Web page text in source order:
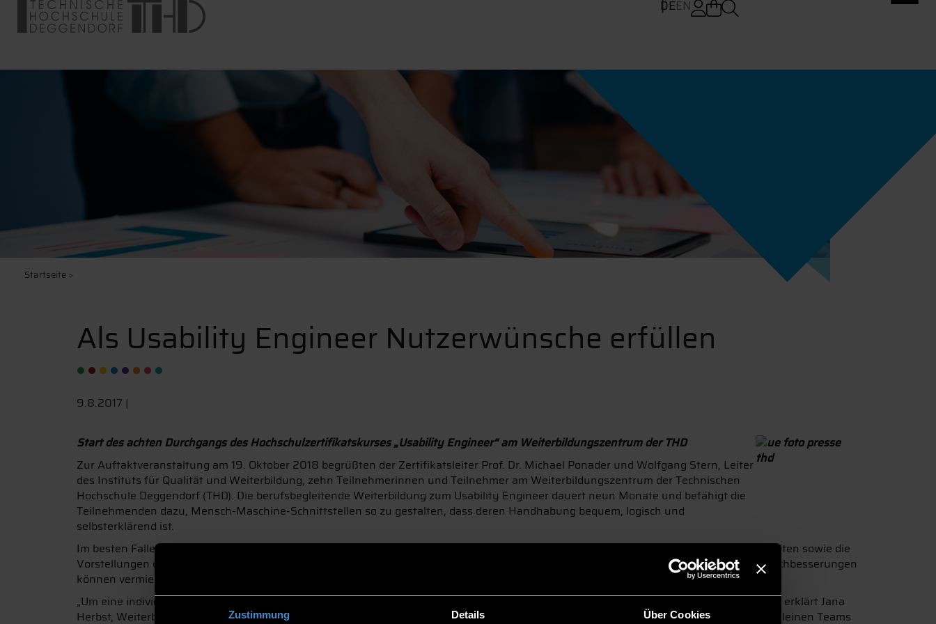
Zustimmung Details Über Cookies
DEEN
Startseite>
Als Usability Engineer Nutzerwünsche erfüllen
9.8.2017 |
Start des achten Durchgangs des Hochschulzertifikatskurses „Usability Engineer“ am Weiterbildungszentrum der THD
Zur Auftaktveranstaltung am 19. Oktober 2018 begrüßten der Zertifikatsleiter Prof. Dr. Michael Ponader und Wolfgang Stern, Leiter
des Instituts für Qualität und Weiterbildung, zehn Teilnehmerinnen und Teilnehmer am Weiterbildungszentrum der Technischen
Hochschule Deggendorf (THD). Die berufsbegleitende Weiterbildung zum Usability Engineer dauert neun Monate und befähigt die
Teilnehmenden dazu, Mensch-Maschine-Schnittstellen so zu gestalten, dass deren Handhabung bequem, logisch und
selbsterklärend ist.
Im besten Falle soll der Nutzer intuitiv durch das Menü finden. Um das zu ermöglichen, eruiert der Spezialist systematisch die Eigenschaften sowie die
Vorstellungen des Kunden und setzt diese gezielt um. Dadurch erhöhen sich die Verkaufschancen der Produkte und kostenintensive Nachbesserungen
können vermieden werden. Dieser Umstand hilft wiederum dem Unternehmen langfristig wettbewerbsfähig zu bleiben.
„Um eine individuelle Arbeit und ständigen regen Austausch zu gewährleisten, arbeiten wir bewusst mit einem kleinen Teilnehmerkreis“, erklärt Jana
Herbst, Weiterbildungsreferentin der THD. „Insbesondere bei der Betreuung der Kursteilnehmer während der Projektarbeit, in der sie in kleinen Teams